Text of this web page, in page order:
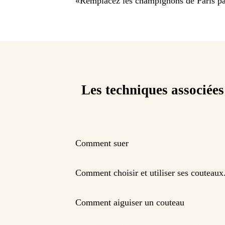
Les techniques associées
Comment suer
Comment choisir et utiliser ses couteaux.
Comment aiguiser un couteau